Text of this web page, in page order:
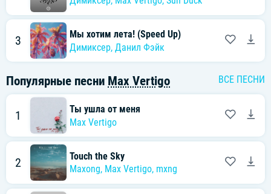
3
Мы хотим лета! (Speed Up)
Димиксер, Данил Фэйк
Популярные песни Max Vertigo ВСЕ ПЕСНИ
1
Ты ушла от меня
Max Vertigo
2
Touch the Sky
Maxong, Max Vertigo, mxng